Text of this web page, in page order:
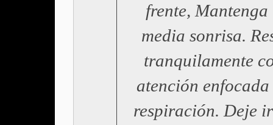
frente, Mantenga
media sonrisa.
tranquilamente
atención
respiración. Deje